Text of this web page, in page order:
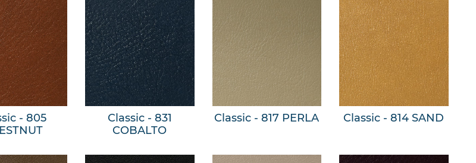
- 805
Classic - 831
COBALTO
Classic - 817 PERLA Classic - 814 SAND